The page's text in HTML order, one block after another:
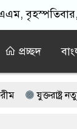
,
প্রচ্ছদ
নতুন